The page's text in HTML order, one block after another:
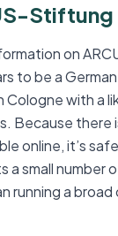
Stiftung
on
to be a
with a
Because there
online, it’s
a small number
running a